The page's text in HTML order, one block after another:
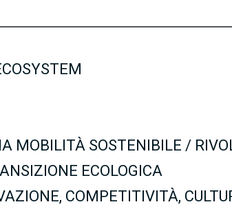
MOBILITÀ SOSTENIBILE /
ECOLOGICA
COMPETITIVITÀ,